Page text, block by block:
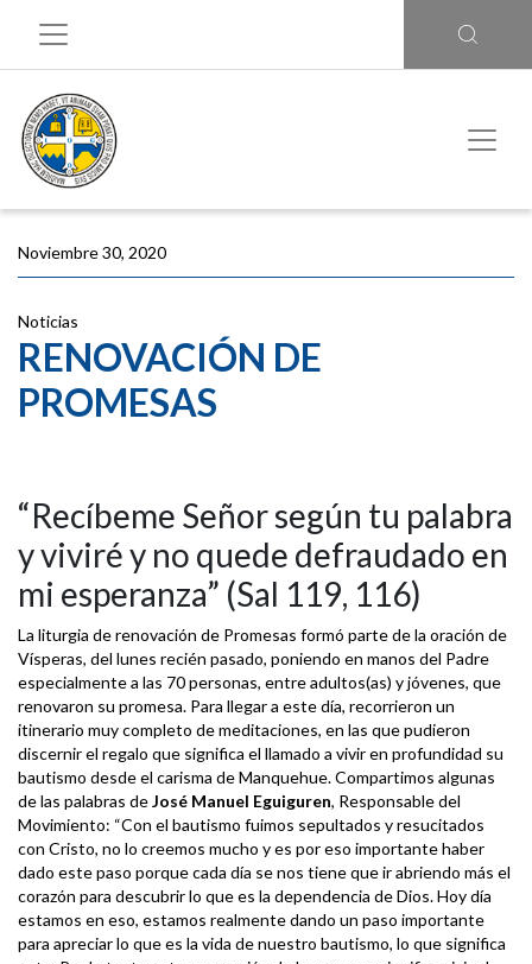
Noviembre 30, 2020
Noticias
RENOVACIÓN DE
PROMESAS
“Recíbeme Señor según tu palabra
y viviré y no quede defraudado en
mi esperanza” (Sal 119, 116)
La liturgia de renovación de Promesas formó parte de la oración de
Vísperas, del lunes recién pasado, poniendo en manos del Padre
especialmente a las 70 personas, entre adultos(as) y jóvenes, que
renovaron su promesa. Para llegar a este día, recorrieron un
itinerario muy completo de meditaciones, en las que pudieron
discernir el regalo que significa el llamado a vivir en profundidad su
bautismo desde el carisma de Manquehue. Compartimos algunas
de las palabras deJosé Manuel Eguiguren, Responsable del
Movimiento: “Con el bautismo fuimos sepultados y resucitados
con Cristo, no lo creemos mucho y es por eso importante haber
dado este paso porque cada día se nos tiene que ir abriendo más el
corazón para descubrir lo que es la dependencia de Dios. Hoy día
estamos en eso, estamos realmente dando un paso importante
para apreciar lo que es la vida de nuestro bautismo, lo que significa